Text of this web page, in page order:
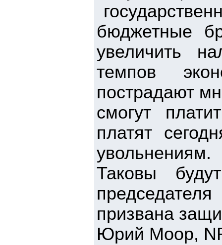
бюджетные
увеличить
темпов
пострадают
смогут
платят
Таковы
призвана
Юрий Моор,